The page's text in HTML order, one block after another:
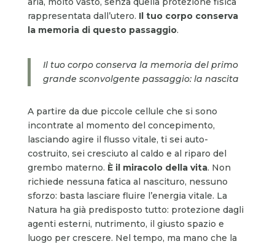
rappresentata dall’utero. Il tuo corpo conserva
la memoria di questo passaggio.
Il tuo corpo conserva la memoria del primo
grande sconvolgente passaggio: la nascita
A partire da due piccole cellule che si sono
incontrate al momento del concepimento,
lasciando agire il flusso vitale, ti sei auto-
costruito, sei cresciuto al caldo e al riparo del
grembo materno. È il miracolo della vita. Non
richiede nessuna fatica al nascituro, nessuno
sforzo: basta lasciare fluire l’energia vitale. La
Natura ha già predisposto tutto: protezione dagli
agenti esterni, nutrimento, il giusto spazio e
luogo per crescere. Nel tempo, ma mano che la